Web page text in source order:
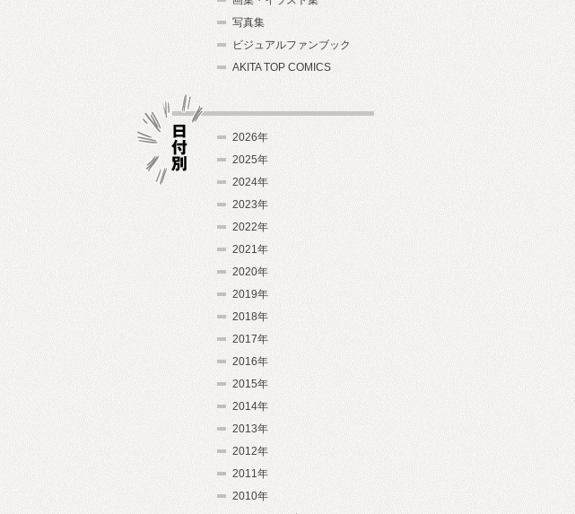
写真集
ビジュアルファンブック
AKITA TOP COMICS
2026年
2025年
2024年
2023年
2022年
2021年
2020年
2019年
2018年
2017年
2016年
2015年
2014年
2013年
2012年
2011年
2010年